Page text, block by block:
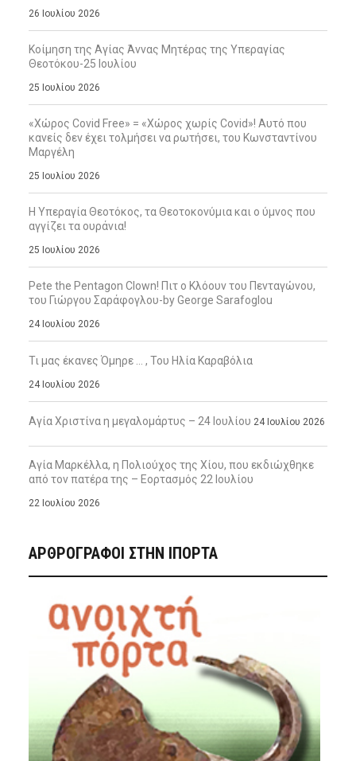
26 Ιουλίου 2026
Κοίμηση της Αγίας Άννας Μητέρας της Υπεραγίας
Θεοτόκου-25 Ιουλίου
25 Ιουλίου 2026
«Χώρος Covid Free» = «Χώρος χωρίς Covid»! Αυτό που
κανείς δεν έχει τολμήσει να ρωτήσει, του Κωνσταντίνου
Μαργέλη
25 Ιουλίου 2026
Η Υπεραγία Θεοτόκος, τα Θεοτοκονύμια και ο ύμνος που
αγγίζει τα ουράνια!
25 Ιουλίου 2026
Pete the Pentagon Clown! Πιτ ο Κλόουν του Πενταγώνου,
του Γιώργου Σαράφογλου-by George Sarafoglou
24 Ιουλίου 2026
Τι μας έκανες Όμηρε … , Του Ηλία Καραβόλια
24 Ιουλίου 2026
Αγία Χριστίνα η μεγαλομάρτυς – 24 Ιουλίου 24 Ιουλίου 2026
Αγία Μαρκέλλα, η Πολιούχος της Χίου, που εκδιώχθηκε
από τον πατέρα της – Εορτασμός 22 Ιουλίου
22 Ιουλίου 2026
ΑΡΘΡΟΓΡΑΦΟΙ ΣΤΗΝ IΠΟΡΤΑ